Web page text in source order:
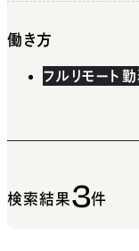
働き方
フルリモート
検索結果3件